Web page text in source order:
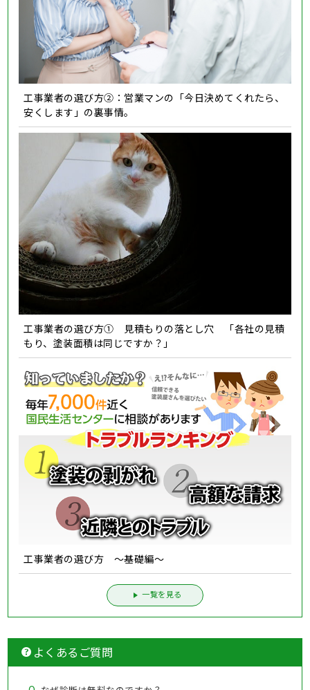
工事業者の選び方②：営業マンの「今日決めてくれたら、
安くします」の裏事情。
工事業者の選び方① 見積もりの落とし穴 「各社の見積
もり、塗装面積は同じですか？」
工事業者の選び方 ～基礎編～
一覧を見る
よくあるご質問